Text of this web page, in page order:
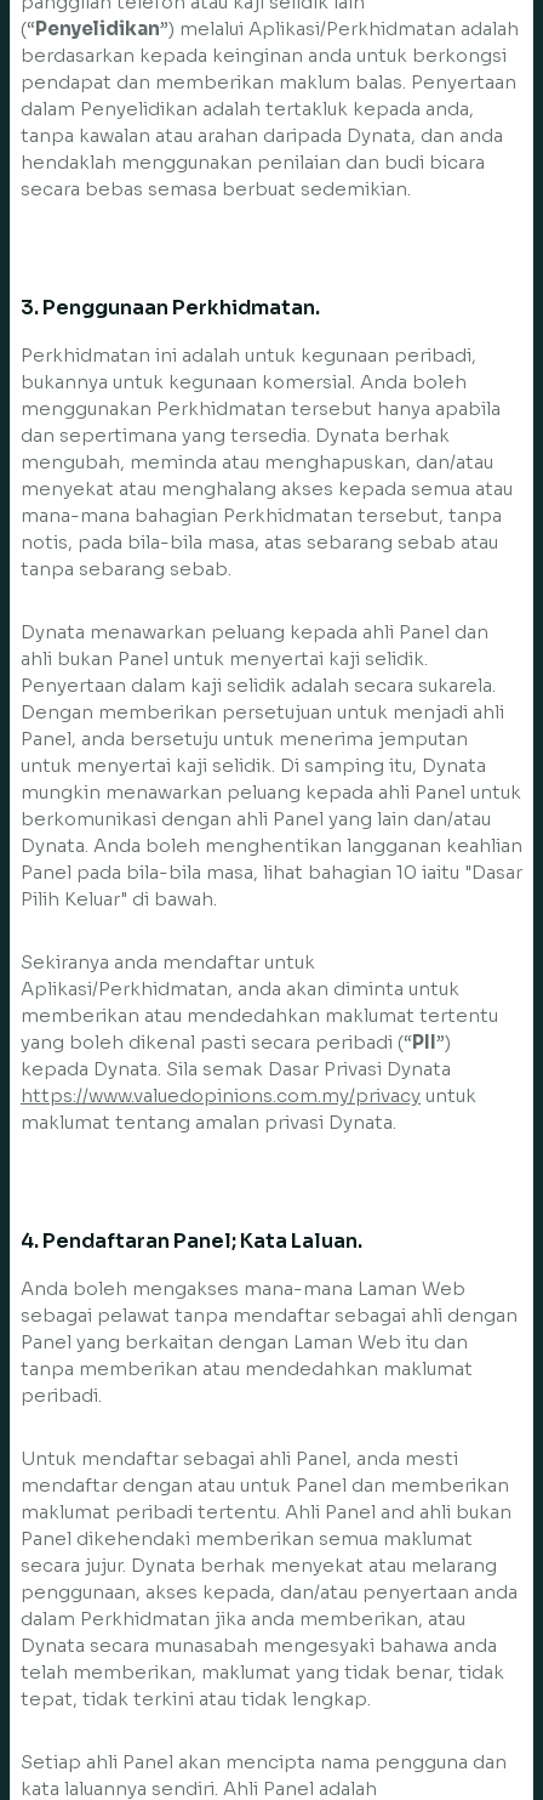
(“Penyelidikan”) melalui Aplikasi/Perkhidmatan adalah
berdasarkan kepada keinginan anda untuk berkongsi
pendapat dan memberikan maklum balas. Penyertaan
dalam Penyelidikan adalah tertakluk kepada anda,
tanpa kawalan atau arahan daripada Dynata, dan anda
hendaklah menggunakan penilaian dan budi bicara
secara bebas semasa berbuat sedemikian.
3. Penggunaan Perkhidmatan.
Perkhidmatan ini adalah untuk kegunaan peribadi,
bukannya untuk kegunaan komersial. Anda boleh
menggunakan Perkhidmatan tersebut hanya apabila
dan sepertimana yang tersedia. Dynata berhak
mengubah, meminda atau menghapuskan, dan/atau
menyekat atau menghalang akses kepada semua atau
mana-mana bahagian Perkhidmatan tersebut, tanpa
notis, pada bila-bila masa, atas sebarang sebab atau
tanpa sebarang sebab.
Dynata menawarkan peluang kepada ahli Panel dan
ahli bukan Panel untuk menyertai kaji selidik.
Penyertaan dalam kaji selidik adalah secara sukarela.
Dengan memberikan persetujuan untuk menjadi ahli
Panel, anda bersetuju untuk menerima jemputan
untuk menyertai kaji selidik. Di samping itu, Dynata
mungkin menawarkan peluang kepada ahli Panel untuk
berkomunikasi dengan ahli Panel yang lain dan/atau
Dynata. Anda boleh menghentikan langganan keahlian
Panel pada bila-bila masa, lihat bahagian 10 iaitu "Dasar
Pilih Keluar" di bawah.
Sekiranya anda mendaftar untuk
Aplikasi/Perkhidmatan, anda akan diminta untuk
memberikan atau mendedahkan maklumat tertentu
yang boleh dikenal pasti secara peribadi (“PII”)
kepada Dynata. Sila semak Dasar Privasi Dynata
https://www.valuedopinions.com.my/privacy untuk
maklumat tentang amalan privasi Dynata.
4. Pendaftaran Panel; Kata Laluan.
Anda boleh mengakses mana-mana Laman Web
sebagai pelawat tanpa mendaftar sebagai ahli dengan
Panel yang berkaitan dengan Laman Web itu dan
tanpa memberikan atau mendedahkan maklumat
peribadi.
Untuk mendaftar sebagai ahli Panel, anda mesti
mendaftar dengan atau untuk Panel dan memberikan
maklumat peribadi tertentu. Ahli Panel and ahli bukan
Panel dikehendaki memberikan semua maklumat
secara jujur. Dynata berhak menyekat atau melarang
penggunaan, akses kepada, dan/atau penyertaan anda
dalam Perkhidmatan jika anda memberikan, atau
Dynata secara munasabah mengesyaki bahawa anda
telah memberikan, maklumat yang tidak benar, tidak
tepat, tidak terkini atau tidak lengkap.
Setiap ahli Panel akan mencipta nama pengguna dan
kata laluannya sendiri. Ahli Panel adalah